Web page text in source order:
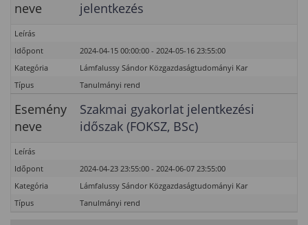
neve
jelentkezés
Leírás
Időpont
2024-04-15 00:00:00 - 2024-05-16 23:55:00
Kategória
Lámfalussy Sándor Közgazdaságtudományi Kar
Típus
Tanulmányi rend
Esemény
neve
Szakmai gyakorlat jelentkezési
időszak (FOKSZ, BSc)
Leírás
Időpont
2024-04-23 23:55:00 - 2024-06-07 23:55:00
Kategória
Lámfalussy Sándor Közgazdaságtudományi Kar
Típus
Tanulmányi rend